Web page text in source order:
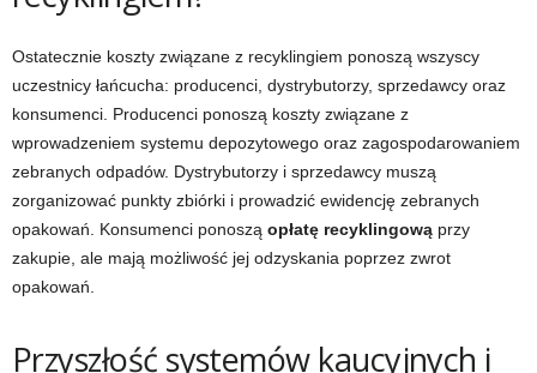
Ostatecznie koszty związane z recyklingiem ponoszą wszyscy
uczestnicy łańcucha: producenci, dystrybutorzy, sprzedawcy oraz
konsumenci. Producenci ponoszą koszty związane z
wprowadzeniem systemu depozytowego oraz zagospodarowaniem
zebranych odpadów. Dystrybutorzy i sprzedawcy muszą
zorganizować punkty zbiórki i prowadzić ewidencję zebranych
opakowań. Konsumenci ponoszą opłatę recyklingową przy
zakupie, ale mają możliwość jej odzyskania poprzez zwrot
opakowań.
Przyszłość systemów kaucyjnych i